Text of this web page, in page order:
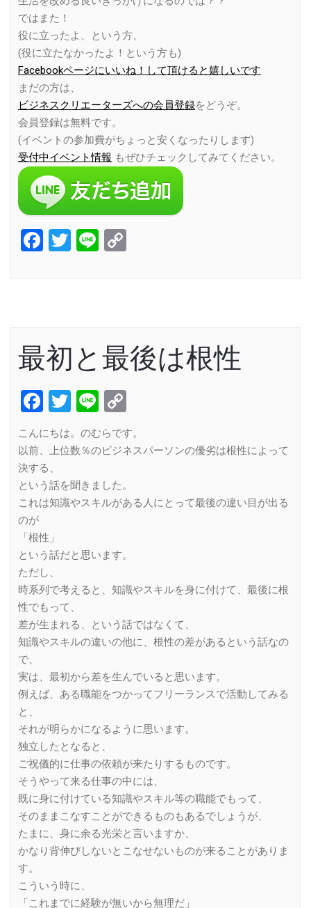
ではまた！
役に立ったよ、という方、
(役に立たなかったよ！という方も)
Facebookページにいいね！して頂けると嬉しいです
まだの方は、
ビジネスクリエーターズへの会員登録をどうぞ。
会員登録は無料です。
(イベントの参加費がちょっと安くなったりします)
受付中イベント情報 もぜひチェックしてみてください。
Facebook
Twitter
Line
最初と最後は根性
Facebook
Twitter
Line
Link
こんにちは。のむらです。
以前、上位数％のビジネスパーソンの優劣は根性によって
決する、
という話を聞きました。
これは知識やスキルがある人にとって最後の違い目が出る
のが
「根性」
という話だと思います。
ただし、
時系列で考えると、知識やスキルを身に付けて、最後に根
性でもって、
差が生まれる、という話ではなくて、
知識やスキルの違いの他に、根性の差があるという話なの
で、
実は、最初から差を生んでいると思います。
例えば、ある職能をつかってフリーランスで活動してみる
と、
それが明らかになるように思います。
独立したとなると、
ご祝儀的に仕事の依頼が来たりするものです。
そうやって来る仕事の中には、
既に身に付けている知識やスキル等の職能でもって、
そのままこなすことができるものもあるでしょうが、
たまに、身に余る光栄と言いますか、
かなり背伸びしないとこなせないものが来ることがありま
す。
こういう時に、
「これまでに経験が無いから無理だ」